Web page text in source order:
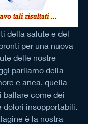
della salute e del
per una nuova
delle nostre
parliamo della
e anca, quella
ballare come dei
dolori insopportabili.
è la nostra